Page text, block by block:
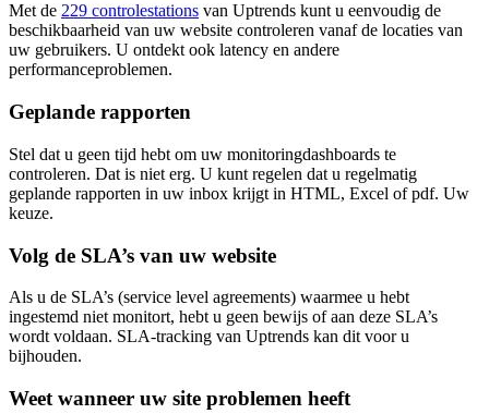
Met de 229 controlestations van Uptrends kunt u eenvoudig de
beschikbaarheid van uw website controleren vanaf de locaties van
uw gebruikers. U ontdekt ook latency en andere
performanceproblemen.
Geplande rapporten
Stel dat u geen tijd hebt om uw monitoringdashboards te
controleren. Dat is niet erg. U kunt regelen dat u regelmatig
geplande rapporten in uw inbox krijgt in HTML, Excel of pdf. Uw
keuze.
Volg de SLA’s van uw website
Als u de SLA’s (service level agreements) waarmee u hebt
ingestemd niet monitort, hebt u geen bewijs of aan deze SLA’s
wordt voldaan. SLA-tracking van Uptrends kan dit voor u
bijhouden.
Weet wanneer uw site problemen heeft